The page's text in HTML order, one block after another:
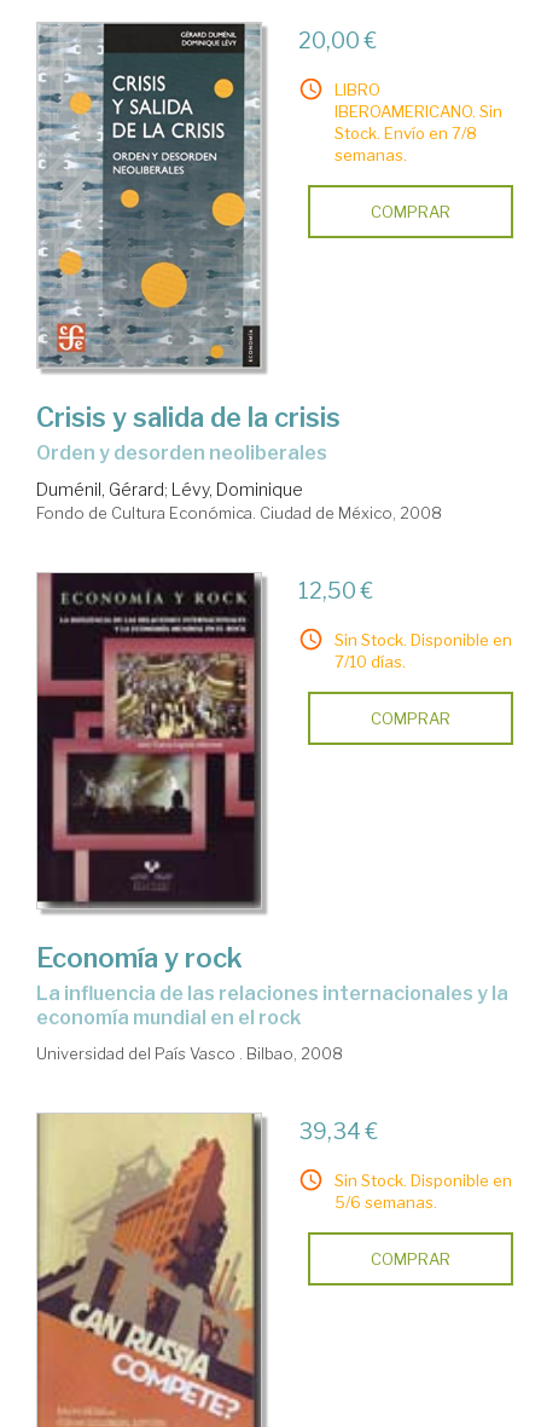
20,00 €
LIBRO
IBEROAMERICANO. Sin
Stock. Envío en 7/8
semanas.
COMPRAR
Crisis y salida de la crisis
orden y desorden neoliberales
Duménil, Gérard; Lévy, Dominique
Fondo de Cultura Económica. Ciudad de México, 2008
12,50 €
Sin Stock. Disponible en
7/10 días.
COMPRAR
Economía y rock
la influencia de las relaciones internacionales y la
economía mundial en el rock
Universidad del País Vasco . Bilbao, 2008
39,34 €
Sin Stock. Disponible en
5/6 semanas.
COMPRAR